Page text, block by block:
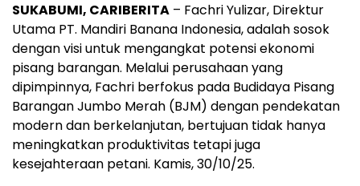
SUKABUMI, CARIBERITA – Fachri Yulizar, Direktur
Utama PT. Mandiri Banana Indonesia, adalah sosok
dengan visi untuk mengangkat potensi ekonomi
pisang barangan. Melalui perusahaan yang
dipimpinnya, Fachri berfokus pada Budidaya Pisang
Barangan Jumbo Merah (BJM) dengan pendekatan
modern dan berkelanjutan, bertujuan tidak hanya
meningkatkan produktivitas tetapi juga
kesejahteraan petani. Kamis, 30/10/25.